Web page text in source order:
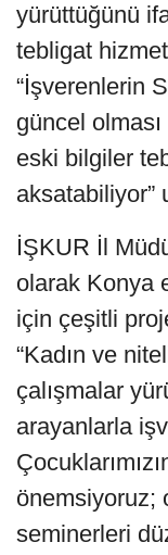
yürüttüğünü
tebligat
“İşverenlerin
güncel
eski bilgiler
aksatabiliyor”
İŞKUR İl
olarak Konya
için çeşitli
“Kadın ve
çalışmalar
arayanlarla
önemsiyoruz;
seminerleri